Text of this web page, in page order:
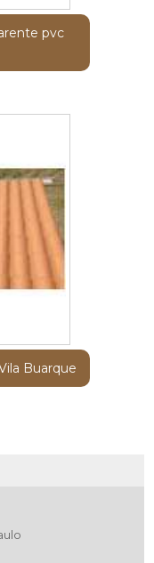
pvc
Buarque